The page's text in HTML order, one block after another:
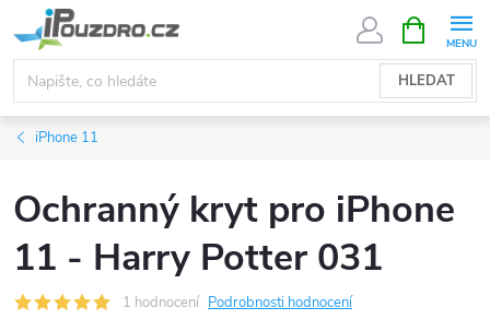
na
obsah
HLEDAT
NÁKUPNÍ
KOŠÍK
iPhone 11
Ochranný kryt pro iPhone
11 - Harry Potter 031
1 hodnocení Podrobnosti hodnocení